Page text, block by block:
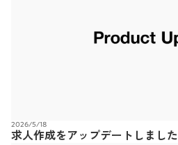
2026/5/18
求人作成をアップデートしました